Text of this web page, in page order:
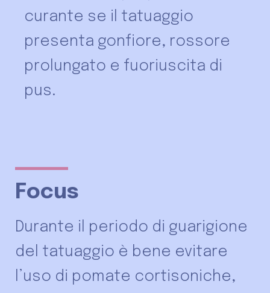
curante se il tatuaggio
presenta gonfiore, rossore
prolungato e fuoriuscita di
pus.
Focus
Durante il periodo di guarigione
del tatuaggio è bene evitare
l’uso di pomate cortisoniche,